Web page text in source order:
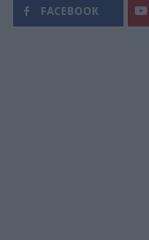
FACEBOOK